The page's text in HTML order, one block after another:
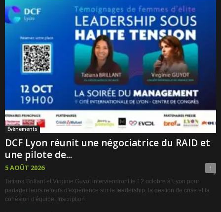
Évènements
DCF Lyon réunit une négociatrice du RAID et
une pilote de...
5 AOÛT 2026 1
Tatiana Brillant et Virginie Guyot interviendront le 12 octobre à Lyon pour
partager leurs retours d'expérience sur le leadership, la gestion de crise et la
cohésion d'équipe. Inscription